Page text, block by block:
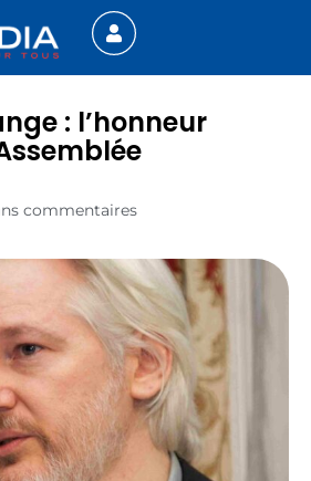
: l’honneur
commentaires